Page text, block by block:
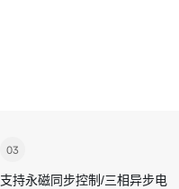
03
支持永磁同步控制/三相异步电